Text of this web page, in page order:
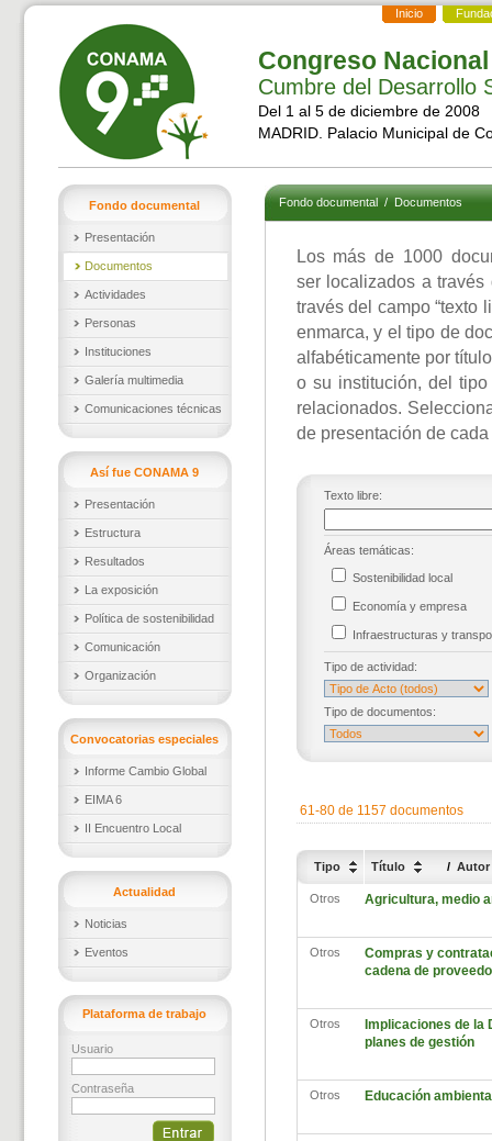
Inicio
Congreso
Cumbre del Desarrollo
Del 1 al 5 de diciembre de 2008
MADRID. Palacio Municipal de
Fondo documental
Presentación
Documentos
Actividades
Personas
Instituciones
Galería multimedia
Comunicaciones técnicas
Así fue CONAMA 9
Presentación
Estructura
Resultados
La exposición
Política de sostenibilidad
Comunicación
Organización
Convocatorias especiales
Informe Cambio Global
EIMA 6
II Encuentro Local
Actualidad
Noticias
Eventos
Plataforma de trabajo
Usuario
Contraseña
Fondo documental/Documentos
Los más de 1000
ser localizados a
través del campo “texto
enmarca, y el tipo de
alfabéticamente por
o su institución, del
relacionados.
de presentación de
Texto libre:
Áreas temáticas:
Sostenibilidad local
Economía y empresa
Infraestructuras y
Tipo de actividad:
Tipo de documentos:
61-80 de 1157 documentos
Tipo Título / Autor
Otros Agricultura, medio
Otros
Compras y
cadena de
Otros
Implicaciones de la
planes de gestión
Otros Educación